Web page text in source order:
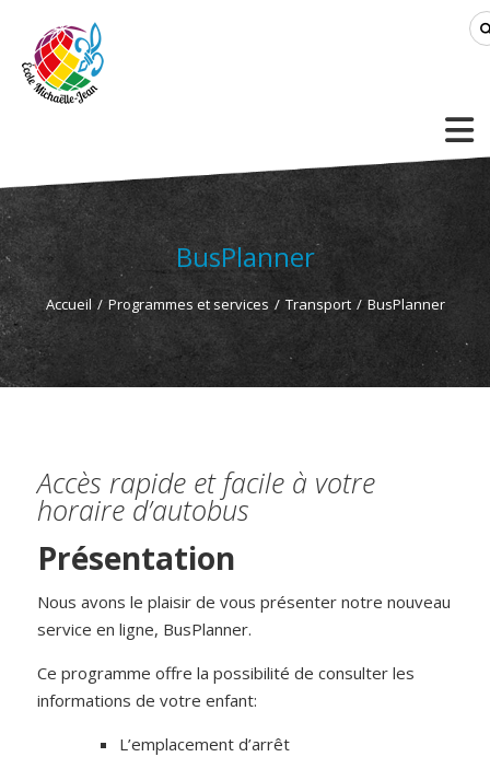
BusPlanner
Accueil / Programmes et services / Transport / BusPlanner
Accès rapide et facile à votre
horaire d’autobus
Présentation
Nous avons le plaisir de vous présenter notre nouveau
service en ligne, BusPlanner.
Ce programme offre la possibilité de consulter les
informations de votre enfant:
L’emplacement d’arrêt